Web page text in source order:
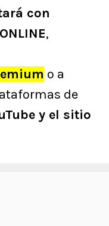
con
,
o a
de
y el sitio